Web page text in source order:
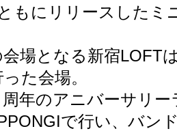
もにリリースしたミ
場となる新宿LOFT
た会場。
年のアニバーサリ
で行い、バン